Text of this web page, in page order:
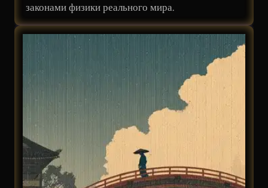
законами физики реального мира.